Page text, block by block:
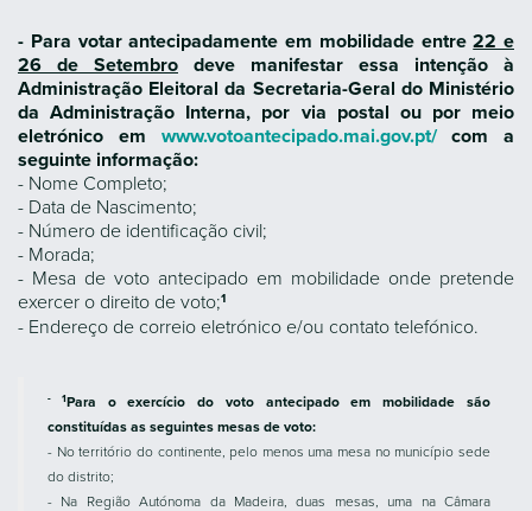
- Para votar antecipadamente em mobilidade entre22 e
26 de Setembro deve manifestar essa intenção à
Administração Eleitoral da Secretaria-Geral do Ministério
da Administração Interna, por via postal ou por meio
eletrónico em www.votoantecipado.mai.gov.pt/com a
seguinte informação:
- Nome Completo;
- Data de Nascimento;
- Número de identificação civil;
- Morada;
- Mesa de voto antecipado em mobilidade onde pretende
exercer o direito de voto;1
- Endereço de correio eletrónico e/ou contato telefónico.
- 1Para o exercício do voto antecipado em mobilidade são
constituídas as seguintes mesas de voto:
- No território do continente, pelo menos uma mesa no município sede
do distrito;
- Na Região Autónoma da Madeira, duas mesas, uma na Câmara